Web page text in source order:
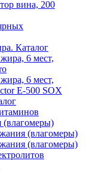
вина, 200
Каталог
6 мест,
6 мест,
E-500 SOX
(влагомеры)
(влагомеры)
(влагомеры)